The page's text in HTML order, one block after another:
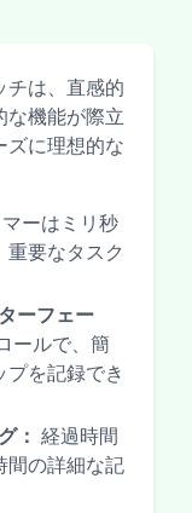
チは、直感的
な機能が際立
ズに理想的な
ーはミリ秒
要なタスク
ーフェー
ールで、簡
を記録でき
： 経過時間
間の詳細な記